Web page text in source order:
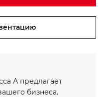
А предлагает
бизнеса.